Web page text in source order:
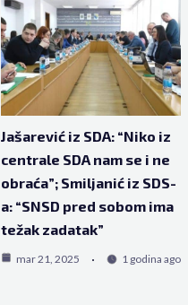
Jašarević iz SDA: “Niko iz
centrale SDA nam se i ne
obraća”; Smiljanić iz SDS-
a: “SNSD pred sobom ima
težak zadatak”
mar 21, 2025 1 godina ago